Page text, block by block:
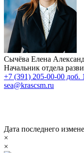
Сычёва Елена
Начальник отдела
+7 (391) 205-00-00 доб.
sea@krascsm.ru
Дата последнего
×
×